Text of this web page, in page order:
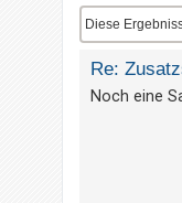
Re:
Noch eine